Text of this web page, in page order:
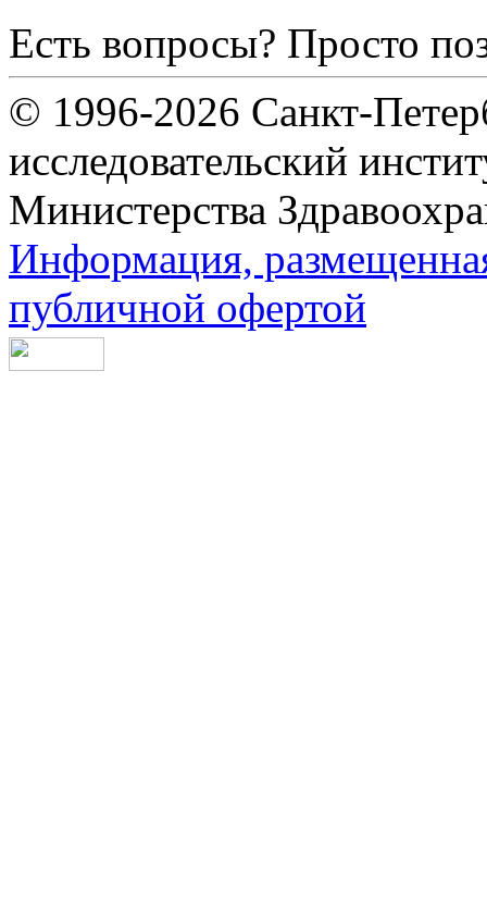
Есть вопросы? Просто
© 1996-2026 Санкт-
исследовательский
Министерства
Информация,
публичной офертой